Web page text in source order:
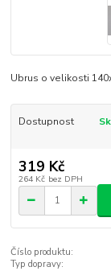
Ubrus o velikosti
Dostupnost
319 Kč
264 Kč bez DPH
Číslo produktu:
Typ dopravy: